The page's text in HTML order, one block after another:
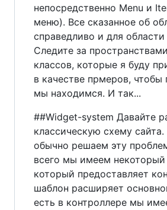
непосредственно Меnu и
меню). Все сказанное об
справедливо и для области
Следите за
классов, которые я буду
в качестве прмеров, чтобы
мы находимся. И так...
##Widget-system Давайте
классическую схему сайта.
обычно решаем эту
всего мы имеем
который предоставляет
шаблон расширяет
есть в контроллере мы